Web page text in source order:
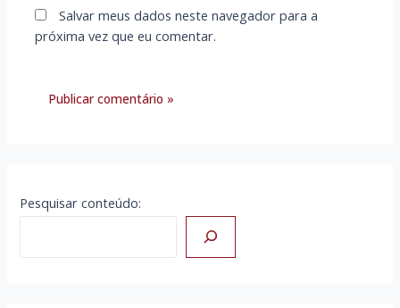
Salvar meus dados neste navegador para a
próxima vez que eu comentar.
Pesquisar conteúdo: